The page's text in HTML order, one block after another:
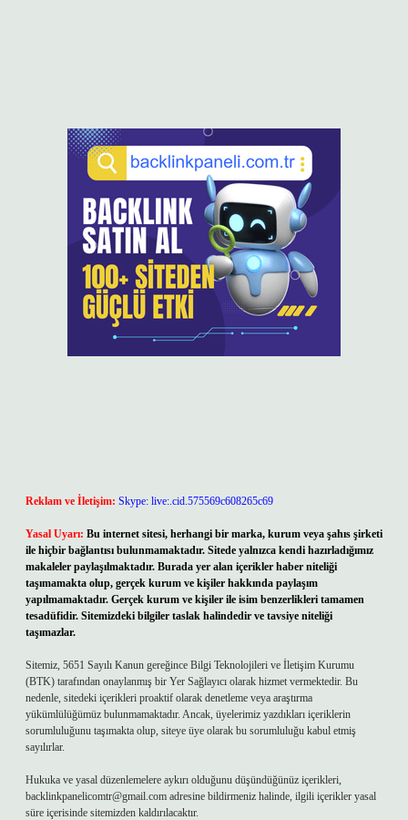
Reklam ve İletişim: Skype: live:.cid.575569c608265c69
Yasal Uyarı: Bu internet sitesi, herhangi bir marka, kurum veya şahıs şirketi
ile hiçbir bağlantısı bulunmamaktadır. Sitede yalnızca kendi hazırladığımız
makaleler paylaşılmaktadır. Burada yer alan içerikler haber niteliği
taşımamakta olup, gerçek kurum ve kişiler hakkında paylaşım
yapılmamaktadır. Gerçek kurum ve kişiler ile isim benzerlikleri tamamen
tesadüfidir. Sitemizdeki bilgiler taslak halindedir ve tavsiye niteliği
taşımazlar.
Sitemiz, 5651 Sayılı Kanun gereğince Bilgi Teknolojileri ve İletişim Kurumu
(BTK) tarafından onaylanmış bir Yer Sağlayıcı olarak hizmet vermektedir. Bu
nedenle, sitedeki içerikleri proaktif olarak denetleme veya araştırma
yükümlülüğümüz bulunmamaktadır. Ancak, üyelerimiz yazdıkları içeriklerin
sorumluluğunu taşımakta olup, siteye üye olarak bu sorumluluğu kabul etmiş
sayılırlar.
Hukuka ve yasal düzenlemelere aykırı olduğunu düşündüğünüz içerikleri,
backlinkpanelicomtr@gmail.com adresine bildirmeniz halinde, ilgili içerikler yasal
süre içerisinde sitemizden kaldırılacaktır.